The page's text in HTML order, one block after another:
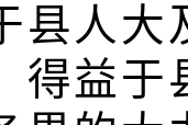
县人大
得益于